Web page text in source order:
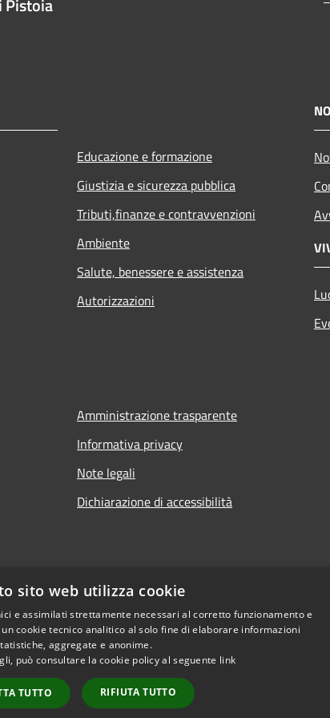
Educazione e formazione
Giustizia e sicurezza pubblica
Tributi,finanze e contravvenzioni
Ambiente
Salute, benessere e assistenza
Autorizzazioni
Amministrazione trasparente
Informativa privacy
Note legali
Dichiarazione di accessibilità
sito web utilizza cookie
e assimilati strettamente necessari al corretto funzionamento e
cookie tecnico analitico al solo fine di elaborare informazioni
aggregate e anonime.
può consultare la cookie policy al seguente link
TUTTO RIFIUTA TUTTO